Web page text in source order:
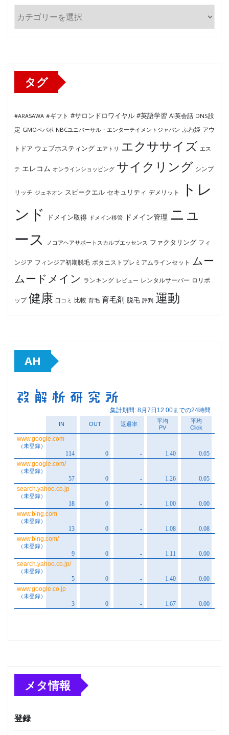
テ
タグ
#ARASAWA #ギフト #サロンドロワイヤル #英語学習 AI英会話 DNS設
定 GMOペパボ NBCユニバーサル・エンターテイメントジャパン ふわ姫 アウ
トドア ウェブホスティング エアトリ エクササイズ エス
テ エレコム オンラインショッピング サイクリング シンプ
リッチ ジェネオン スピークエル セキュリティ デメリット
トレ
ンド
ドメイン取得 ドメイン移管 ドメイン管理 ニュ
ース
ノコアヘアサポートスカルプエッセンス ファクタリング フィ
ンジア フィンジア初期脱毛 ボタニストプレミアムラインセット ムー
ムードメイン ランキング レビュー レンタルサーバー ロリポ
ップ 健康 口コミ 比較 育毛 育毛剤 脱毛 評判 運動
AH
メタ情報
登録